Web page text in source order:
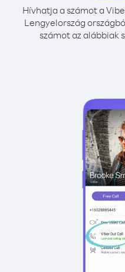
Hívhatja a számot a
Lengyelország
számot az alábbiak